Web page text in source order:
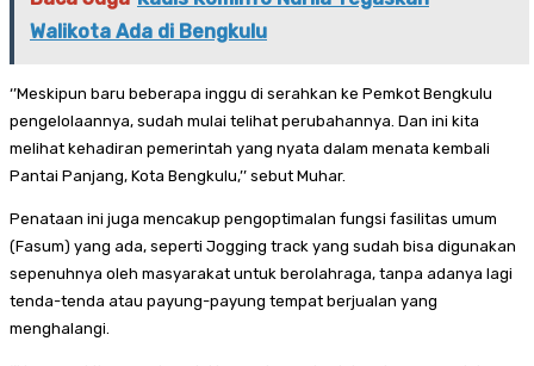
Walikota Ada di Bengkulu
‘’Meskipun baru beberapa inggu di serahkan ke Pemkot Bengkulu
pengelolaannya, sudah mulai telihat perubahannya. Dan ini kita
melihat kehadiran pemerintah yang nyata dalam menata kembali
Pantai Panjang, Kota Bengkulu,’’ sebut Muhar.
Penataan ini juga mencakup pengoptimalan fungsi fasilitas umum
(Fasum) yang ada, seperti Jogging track yang sudah bisa digunakan
sepenuhnya oleh masyarakat untuk berolahraga, tanpa adanya lagi
tenda-tenda atau payung-payung tempat berjualan yang
menghalangi.